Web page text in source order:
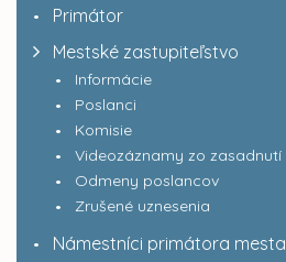
Primátor
Mestské zastupiteľstvo
Informácie
Poslanci
Komisie
Videozáznamy zo zasadnutí
Odmeny poslancov
Zrušené uznesenia
Námestníci primátora mesta